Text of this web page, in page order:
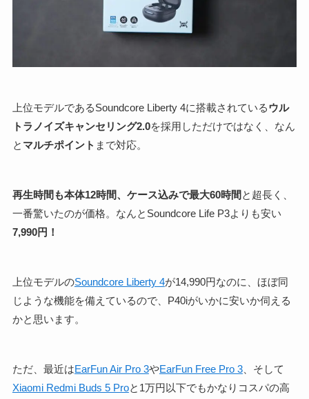
上位モデルであるSoundcore Liberty 4に搭載されているウル
トラノイズキャンセリング2.0を採用しただけではなく、なん
と マルチポイント まで対応。
再生時間も本体12時間、ケース込みで最大60時間 と超長く、
一番驚いたのが価格。なんとSoundcore Life P3よりも安い
7,990円！
上位モデルのSoundcore Liberty 4が14,990円なのに、ほぼ同
じような機能を備えているので、P40iがいかに安いか伺える
かと思います。
ただ、最近はEarFun Air Pro 3やEarFun Free Pro 3、そして
Xiaomi Redmi Buds 5 Proと1万円以下でもかなりコスパの高